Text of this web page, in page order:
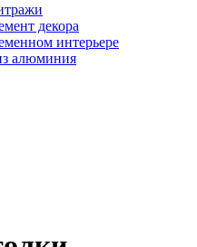
декора
интерьере
алюминия